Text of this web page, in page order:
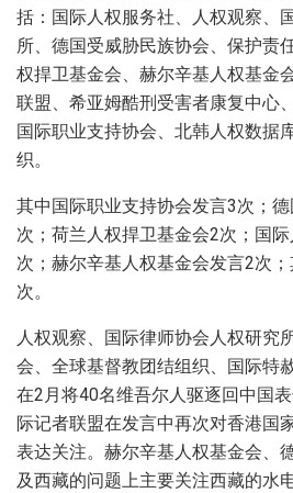
括：国际人权服务社、人权观察、
所、德国受威胁民族协会、保护责
权捍卫基金会、赫尔辛基人权基金
联盟、希亚姆酷刑受害者康复中心
国际职业支持协会、北韩人权数据
织。
其中国际职业支持协会发言3次；
次；荷兰人权捍卫基金会2次；国
次；赫尔辛基人权基金会发言2次
次。
人权观察、国际律师协会人权研究
会、全球基督教团结组织、国际特
在2月将40名维吾尔人驱逐回中国
际记者联盟在发言中再次对香港国
表达关注。赫尔辛基人权基金会、
及西藏的问题上主要关注西藏的水